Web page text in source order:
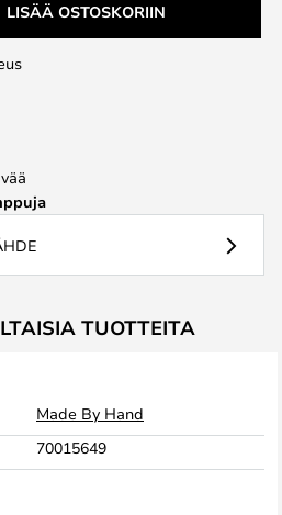
LISÄÄ OSTOSKORIIN
TUOTTEITA
Made By Hand
70015649